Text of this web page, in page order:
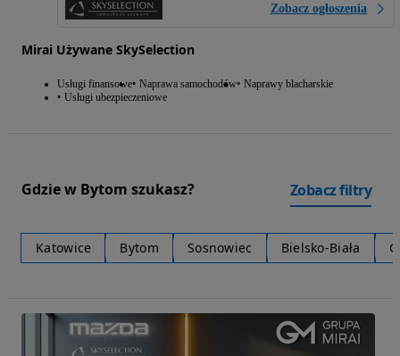
Zobacz ogłoszenia
Mirai Używane SkySelection
Usługi finansowe Naprawa samochodów Naprawy blacharskie
Usługi ubezpieczeniowe
Gdzie w Bytom szukasz? Zobacz filtry
Katowice Bytom Sosnowiec Bielsko-Biała